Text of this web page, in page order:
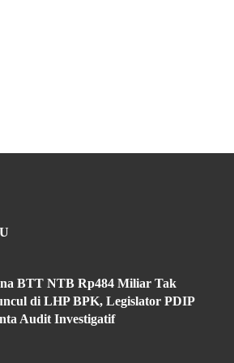
BTT NTB Rp484 Miliar Tak
di LHP BPK, Legislator PDIP
Audit Investigatif